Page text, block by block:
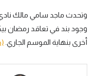
سعودي في الجول
الدوري الإنجليزي
وجود بند في تعاقد رمضان
أخرى بنهاية الموسم الجاري.